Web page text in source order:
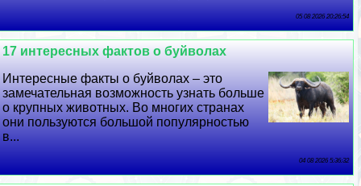
05 08 2026 20:26:54
17 интересных фактов о буйволах
Интересные факты о буйволах – это
замечательная возможность узнать больше
о крупных животных. Во многих странах
они пользуются большой популярностью
в...
04 08 2026 5:36:32